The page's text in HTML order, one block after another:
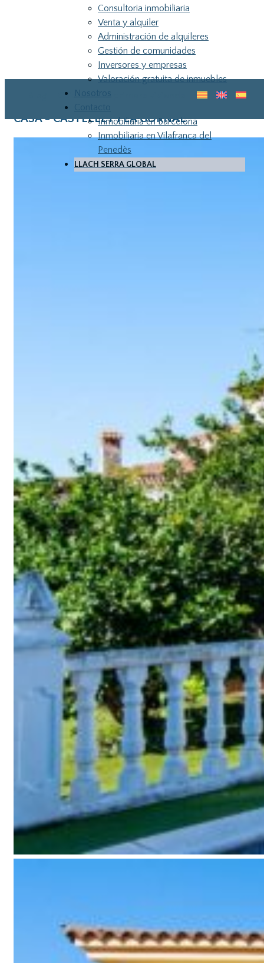
Guia para tu primera vivienda
Consultoria inmobiliaria
Venta y alquiler
Administración de alquileres
Gestión de comunidades
Inversores y empresas
Valoración gratuita de inmuebles
Nosotros
Contacto
Inmobiliaria en Barcelona
Inmobiliaria en Vilafranca del
Penedès
LLACH SERRA GLOBAL
CASA - CASTELLET I LA GORNAL